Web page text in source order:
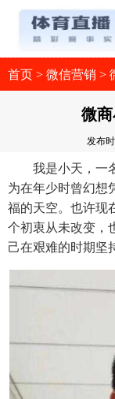
首页 > 微信营销 >
微
发布
我是小天，一名
为在年少时曾幻想
福的天空。也许现
个初衷从未改变，
己在艰难的时期坚